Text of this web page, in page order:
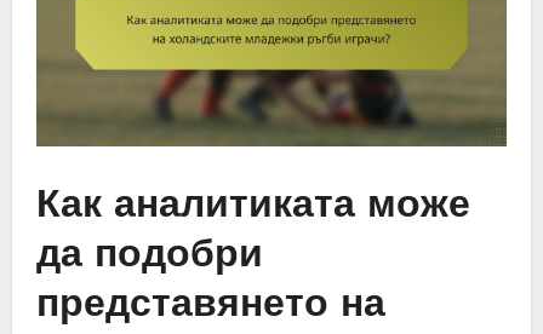
Как аналитиката може
да подобри
представянето на